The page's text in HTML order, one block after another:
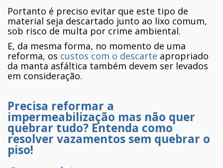
Portanto é preciso evitar que este tipo de
material seja descartado junto ao lixo comum,
sob risco de multa por crime ambiental.
E, da mesma forma, no momento de uma
reforma, os custos com o descarte apropriado
da manta asfáltica também devem ser levados
em consideração.
Precisa reformar a
impermeabilização mas não quer
quebrar tudo? Entenda como
resolver vazamentos sem quebrar o
piso!